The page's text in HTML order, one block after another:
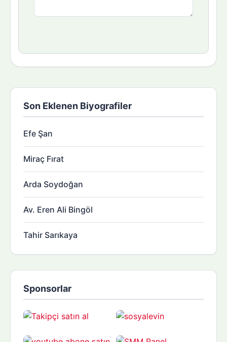
Son Eklenen Biyografiler
Efe Şan
Miraç Fırat
Arda Soydoğan
Av. Eren Ali Bingöl
Tahir Sarıkaya
Sponsorlar